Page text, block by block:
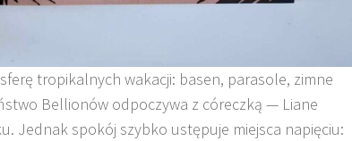
tropikalnych wakacji: basen, parasole, zimne
Bellionów odpoczywa z córeczką — Liane
Jednak spokój szybko ustępuje miejsca napięciu: